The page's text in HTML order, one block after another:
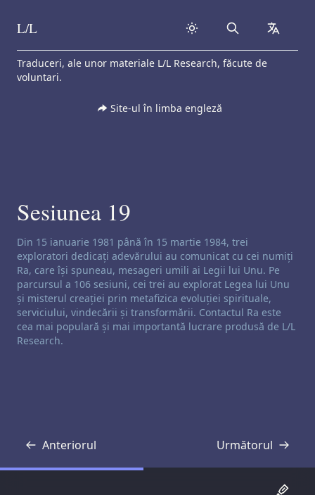
Skip to content
L/L Search
Traduceri, ale unor materiale L/L Research, făcute de
voluntari.
Site-ul în limba engleză
Sesiunea 19
Exonerare de responsabilitate privind canalizarea:
Din 15 ianuarie 1981 până în 15 martie 1984, trei
exploratori dedicați adevărului au comunicat cu cei numiți
Ra, care își spuneau, mesageri umili ai Legii lui Unu. Pe
parcursul a 106 sesiuni, cei trei au explorat Legea lui Unu
și misterul creației prin metafizica evoluției spirituale,
serviciului, vindecării și transformării. Contactul Ra este
cea mai populară și mai importantă lucrare produsă de L/L
Research.
Anteriorul
Transcriere Următorul
Transcriere